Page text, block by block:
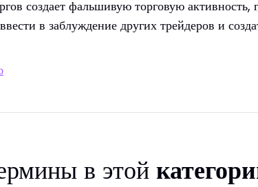
создает фальшивую торговую
в заблуждение других трейдеров и
в этой